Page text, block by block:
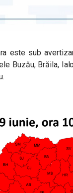
este sub
Buzău, Brăila,